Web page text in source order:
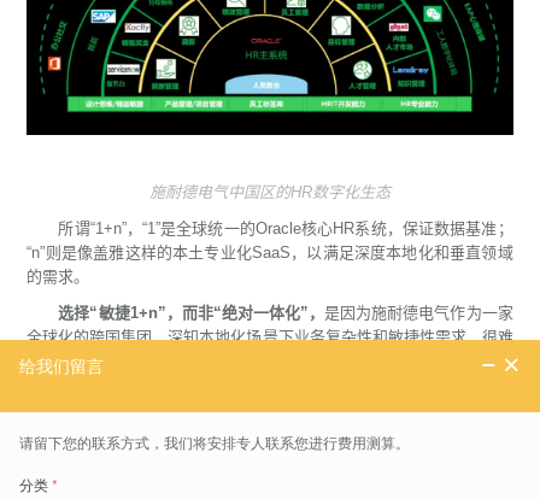
施耐德电气中国区的HR数字化生态
所谓“1+n”，“1”是全球统一的Oracle核心HR系统，保证数据基准；
“n”则是像盖雅这样的本土专业化SaaS，以满足深度本地化和垂直领域
的需求。
选择“敏捷1+n”，而非“绝对一体化”，是因为施耐德电气作为一家
全球化的跨国集团，深知本地化场景下业务复杂性和敏捷性需求，很难
有一套系统就能真正解决不同业务痛点。“用云的系统，等于是租房，
德电气中国区能够根据市场变化、供应商能力和成本因素，敏捷地调整